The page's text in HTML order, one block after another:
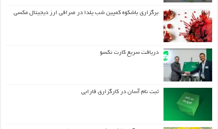
برگزاری باشکوه کمپین شب یلدا در صرافی ارز دیجیتال مکسی
دریافت سریع کارت نکسو
ثبت نام آسان در کارگزاری فارابی